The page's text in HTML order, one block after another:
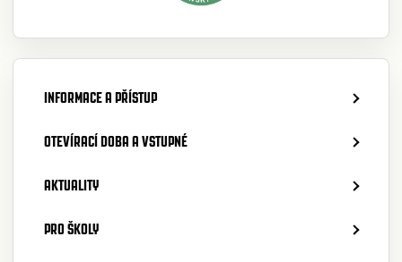
INFORMACE A PŘÍSTUP
OTEVÍRACÍ DOBA A VSTUPNÉ
AKTUALITY
PRO ŠKOLY